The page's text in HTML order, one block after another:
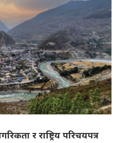
र राष्ट्रिय परिचयपत्र